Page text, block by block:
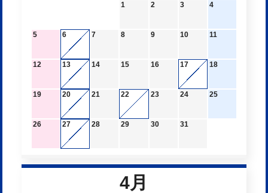
1 2 3 4
5 6 7 8 9 10 11
12 13 14 15 16 17 18
19 20 21 22 23 24 25
26 27 28 29 30 31
4月